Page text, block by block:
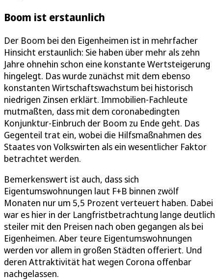
Boom ist erstaunlich
Der Boom bei den Eigenheimen ist in mehrfacher
Hinsicht erstaunlich: Sie haben über mehr als zehn
Jahre ohnehin schon eine konstante Wertsteigerung
hingelegt. Das wurde zunächst mit dem ebenso
konstanten Wirtschaftswachstum bei historisch
niedrigen Zinsen erklärt. Immobilien-Fachleute
mutmaßten, dass mit dem coronabedingten
Konjunktur-Einbruch der Boom zu Ende geht. Das
Gegenteil trat ein, wobei die Hilfsmaßnahmen des
Staates von Volkswirten als ein wesentlicher Faktor
betrachtet werden.
Bemerkenswert ist auch, dass sich
Eigentumswohnungen laut F+B binnen zwölf
Monaten nur um 5,5 Prozent verteuert haben. Dabei
war es hier in der Langfristbetrachtung lange deutlich
steiler mit den Preisen nach oben gegangen als bei
Eigenheimen. Aber teure Eigentumswohnungen
werden vor allem in großen Städten offeriert. Und
deren Attraktivität hat wegen Corona offenbar
nachgelassen.